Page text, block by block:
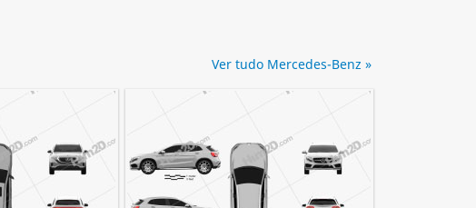
Ver tudo Mercedes-Benz »